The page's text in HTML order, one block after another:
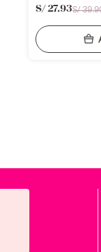
S/ 27.93S/ 39.